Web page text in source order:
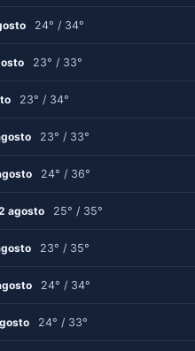
24° / 34°
23° / 33°
23° / 34°
23° / 33°
24° / 36°
agosto 25° / 35°
23° / 35°
24° / 34°
24° / 33°